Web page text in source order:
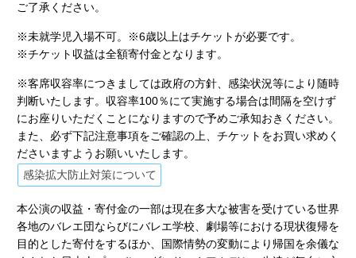
ご了承ください。
※未就学児入場不可。※6歳以上はチケットが必要です。
※チケット収益は全額寄付金となります。
※客席収容率につきましては政府の方針、感染状況等により随時
判断いたします。収容率100％にて実施する場合は間隔を空けず
にお座りいただくことになりますので予めご承知おきください。
また、必ず下記注意事項をご確認の上、チケットをお買い求めく
ださいますようお願いいたします。
感染拡大防止対策について
本公演の収益・寄付金の一部は現在多大な被害を受けている世界
各地のバレエ団ならびにバレエ学校、劇場等における現状復帰を
目的とした寄付をするほか、国際情勢の変動により帰国を余儀な